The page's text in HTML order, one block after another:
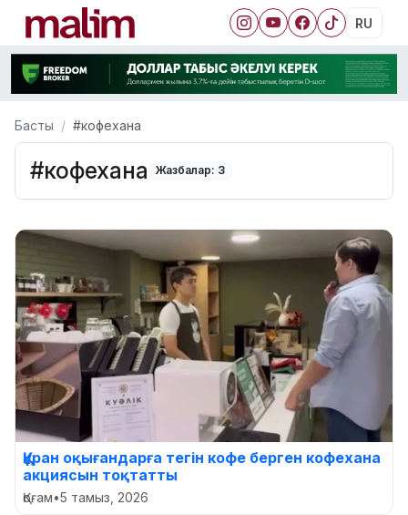
RU
Басты #кофехана
#кофехана Жазбалар: 3
Құран оқығандарға тегін кофе берген кофехана
акциясын тоқтатты
Қоғам•5 тамыз, 2026